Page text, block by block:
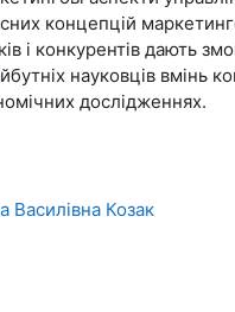
концепцій
і конкурентів дають
науковців вмінь
дослідженнях.
Козак